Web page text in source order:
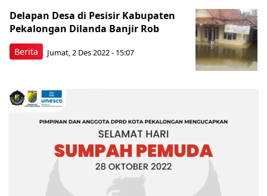
Berita
Delapan Desa di Pesisir Kabupaten
Pekalongan Dilanda Banjir Rob
Jumat, 2 Des 2022 - 15:07